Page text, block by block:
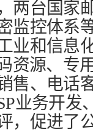
两台国家
监控体系
业和信息
资源、专
售、电话
业务开发
，促进了